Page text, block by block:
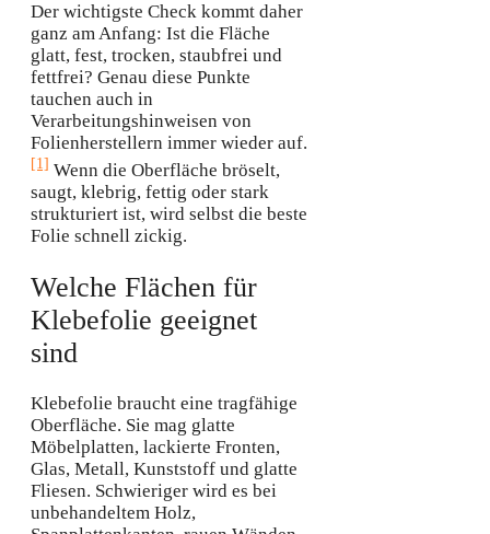
Der wichtigste Check kommt daher
ganz am Anfang: Ist die Fläche
glatt, fest, trocken, staubfrei und
fettfrei? Genau diese Punkte
tauchen auch in
Verarbeitungshinweisen von
Folienherstellern immer wieder auf.
[1] Wenn die Oberfläche bröselt,
saugt, klebrig, fettig oder stark
strukturiert ist, wird selbst die beste
Folie schnell zickig.
Welche Flächen für
Klebefolie geeignet
sind
Klebefolie braucht eine tragfähige
Oberfläche. Sie mag glatte
Möbelplatten, lackierte Fronten,
Glas, Metall, Kunststoff und glatte
Fliesen. Schwieriger wird es bei
unbehandeltem Holz,